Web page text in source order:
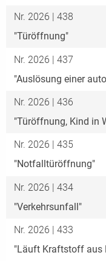
Nr. 2026 | 438
"Türöffnung"
Nr. 2026 | 437
"Auslösung einer
Nr. 2026 | 436
"Türöffnung, Kind in
Nr. 2026 | 435
"Notfalltüröffnung"
Nr. 2026 | 434
"Verkehrsunfall"
Nr. 2026 | 433
"Läuft Kraftstoff aus